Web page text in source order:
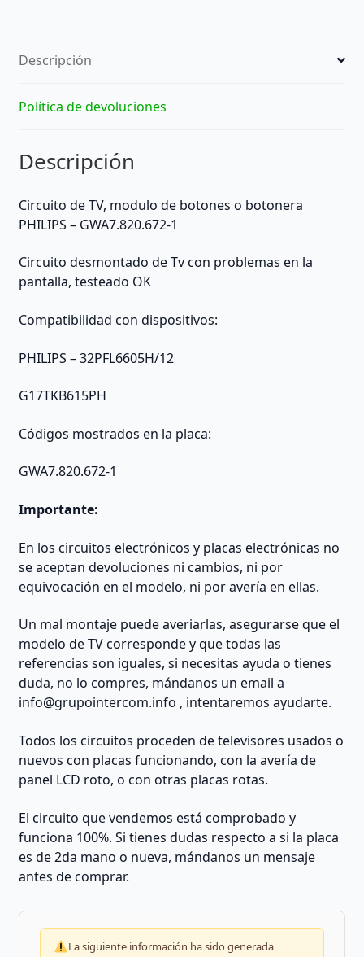
Descripción
Política de devoluciones
Descripción
Circuito de TV, modulo de botones o botonera
PHILIPS – GWA7.820.672-1
Circuito desmontado de Tv con problemas en la
pantalla, testeado OK
Compatibilidad con dispositivos:
PHILIPS – 32PFL6605H/12
G17TKB615PH
Códigos mostrados en la placa:
GWA7.820.672-1
Importante:
En los circuitos electrónicos y placas electrónicas no
se aceptan devoluciones ni cambios, ni por
equivocación en el modelo, ni por avería en ellas.
Un mal montaje puede averiarlas, asegurarse que el
modelo de TV corresponde y que todas las
referencias son iguales, si necesitas ayuda o tienes
duda, no lo compres, mándanos un email a
info@grupointercom.info , intentaremos ayudarte.
Todos los circuitos proceden de televisores usados o
nuevos con placas funcionando, con la avería de
panel LCD roto, o con otras placas rotas.
El circuito que vendemos está comprobado y
funciona 100%. Si tienes dudas respecto a si la placa
es de 2da mano o nueva, mándanos un mensaje
antes de comprar.
La siguiente información ha sido generada